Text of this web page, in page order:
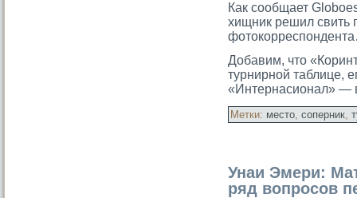
Как сообщает
хищник решил свить
Добавим, что
турнирной таблице,
«Интернасионал» —
Метки: место, соперник,
Унаи Эмери:
ряд вопросов